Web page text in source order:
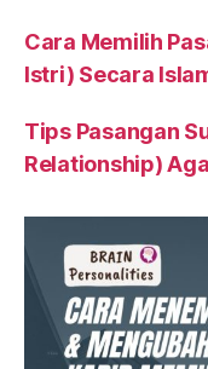
Cara Memilih
Istri) Secara
Tips Pasangan
Relationship)